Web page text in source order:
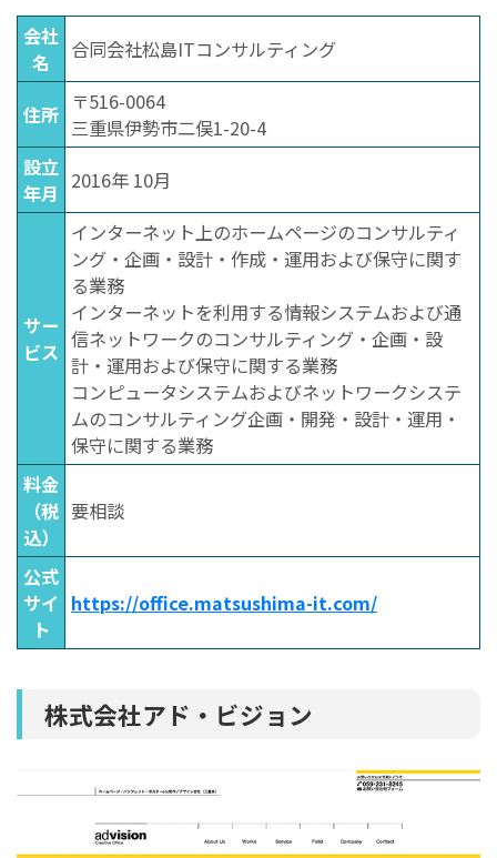
会社
名
合同会社松島ITコンサルティング
住所 〒516-0064
三重県伊勢市二俣1-20-4
設立
年月 2016年 10月
サー
ビス
インターネット上のホームページのコンサルティ
ング・企画・設計・作成・運用および保守に関す
る業務
インターネットを利用する情報システムおよび通
信ネットワークのコンサルティング・企画・設
計・運用および保守に関する業務
コンピュータシステムおよびネットワークシステ
ムのコンサルティング企画・開発・設計・運用・
保守に関する業務
料金
（税
込）
要相談
公式
サイ
ト
https://office.matsushima-it.com/
株式会社アド・ビジョン